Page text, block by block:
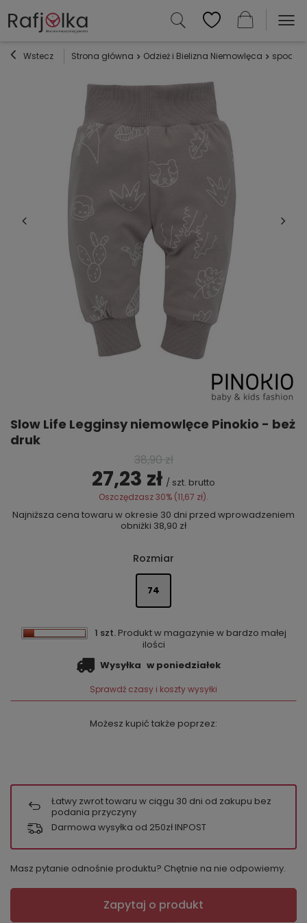
Wstecz Strona główna Odzież i Bielizna Niemowlęca
Slow Life Legginsy niemowlęce Pinokio - beż
druk
38,90 zł
27,23 zł / szt. brutto
Oszczędzasz30% (11,67 zł).
Najniższa cena towaru w okresie 30 dni przed wprowadzeniem
obniżki 38,90 zł
Rozmiar
74
1 szt. Produkt w magazynie w bardzo małej
ilości
Wysyłka w poniedziałek
Sprawdź czasy i koszty wysyłki
Możesz kupić także poprzez:
Łatwy zwrot towaru w ciągu 30 dni od zakupu bez
podania przyczyny
Darmowa wysyłka od 250zł INPOST
Masz pytanie odnośnie produktu? Chętnie na nie odpowiemy.
Zapytaj o produkt